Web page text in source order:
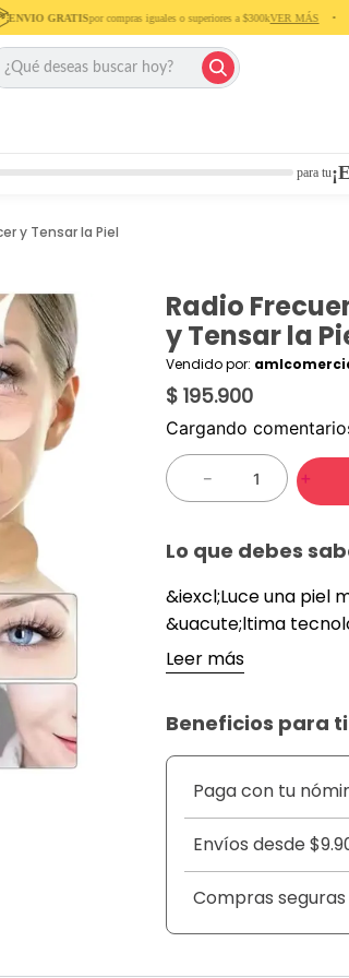
GRATISpor compras iguales o superiores a $300kVER MÁS‎ ‎ ‎ ‎ •‎ ‎ ‎ ‎
para tu
y Tensar la Piel
Radio
y Tensar la
Vendido por:
$ 195.900
Cargando
＋
－
Lo que debes
&iexcl;Luce una piel
&uacute;ltima
terapia LED! Este
reducir arrugas,
efectiva.
&nbsp;
Gracias a su
terapia de luz LED
circulaci&oacute;n
sesi&oacute;n.
tratamientos en spa
&nbsp;
Leer más
Beneficios para ti
Paga con tu
Envíos desde
Compras seguras